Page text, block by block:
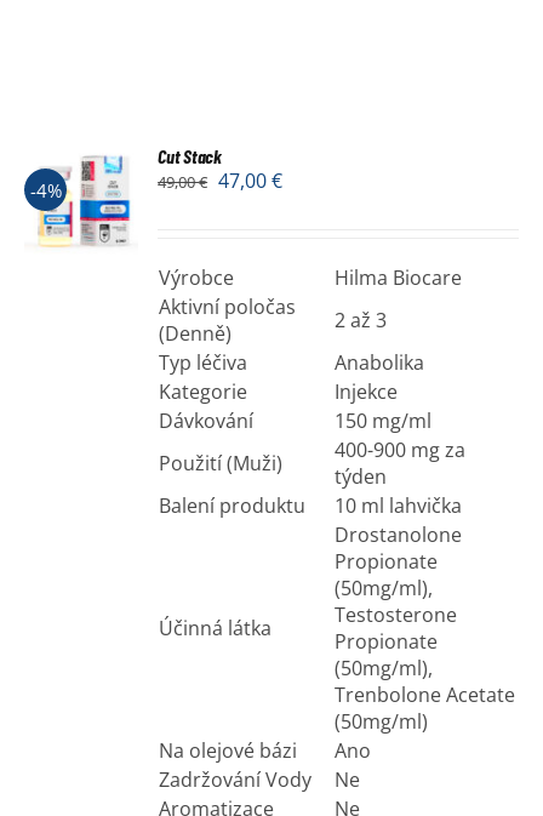
-4%
Cut Stack
49,00€ 47,00€
Výrobce
Hilma Biocare
Aktivní poločas
(Denně)
2 až 3
Typ léčiva
Anabolika
Kategorie
Injekce
Dávkování
150 mg/ml
Použití (Muži)
400-900 mg za
týden
Balení produktu
10 ml lahvička
Účinná látka
Drostanolone
Propionate
(50mg/ml),
Testosterone
Propionate
(50mg/ml),
Trenbolone Acetate
(50mg/ml)
Na olejové bázi
Ano
Zadržování Vody
Ne
Aromatizace
Ne